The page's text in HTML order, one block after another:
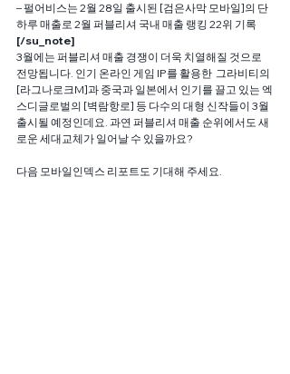
– 펄어비스는 2월 28일 출시된 [검은사막 모바일]의 단
하루 매출로 2월 퍼블리셔 국내 매출 랭킹 22위 기록
[/su_note]
3월에는 퍼블리셔 매출 경쟁이 더욱 치열해질 것으로
전망됩니다. 인기 온라인 게임 IP를 활용한  그라비티의
[라그나로크M]과 중국과 일본에서 인기를 끌고 있는 엑
스디글로벌의 [벽람항로] 등 다수의 대형 신작들이 3월
출시될 예정인데요. 과연 퍼블리셔 매출 순위에서도 새
로운 세대교체가 일어날 수 있을까요?
다음 모바일인덱스 리포트도 기대해 주세요.